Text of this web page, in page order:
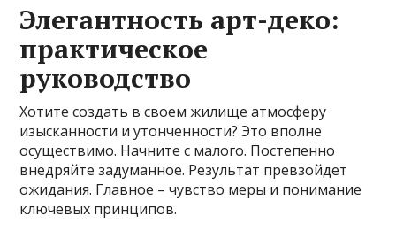
Элегантность арт-деко:
практическое
руководство
Хотите создать в своем жилище атмосферу
изысканности и утонченности? Это вполне
осуществимо. Начните с малого. Постепенно
внедряйте задуманное. Результат превзойдет
ожидания. Главное – чувство меры и понимание
ключевых принципов.